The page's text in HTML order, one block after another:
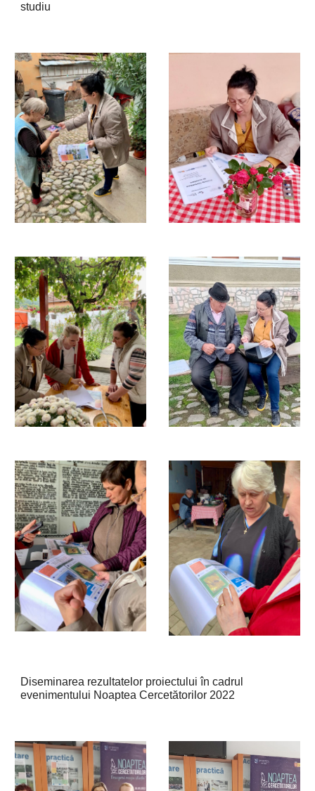
studiu
Diseminarea rezultatelor proiectului în cadrul
evenimentului Noaptea Cercetătorilor 2022